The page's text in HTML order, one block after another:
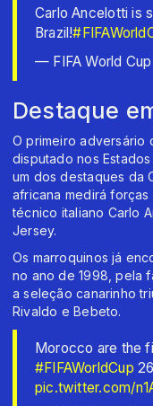
Carlo Ancelotti is
Brazil!
— FIFA World Cup
Destaque
O primeiro adversário
disputado nos
um dos destaques da
africana medirá
técnico italiano Carlo
Jersey.
Os marroquinos já
no ano de 1998, pela
a seleção canarinho
Rivaldo e Bebeto.
Morocco are the
#FIFAWorldCup
pic.twitter.com/